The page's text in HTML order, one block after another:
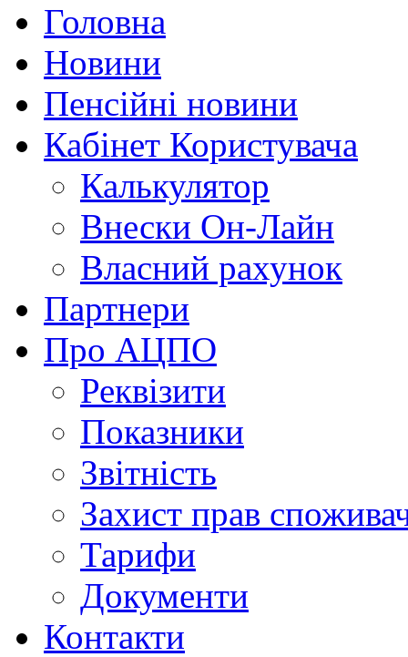
Головна
Новини
Пенсійні новини
Кабінет Користувача
Калькулятор
Внески Он-Лайн
Власний рахунок
Партнери
Про АЦПО
Реквізити
Показники
Звітність
Захист прав
Тарифи
Документи
Контакти